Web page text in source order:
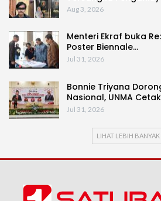
Aug 3, 2026
Menteri Ekraf buka
Poster Biennale…
Jul 31, 2026
Bonnie Triyana
Nasional, UNMA
Jul 31, 2026
LIHAT LEBIH BANYAK